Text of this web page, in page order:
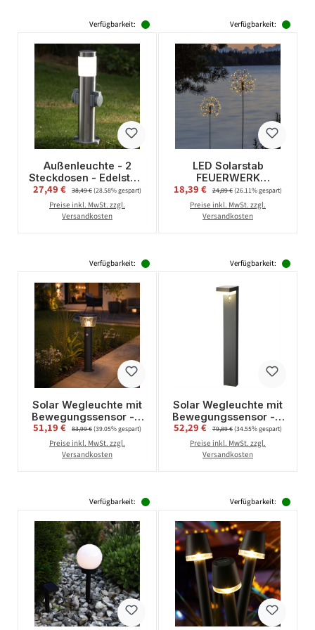
Verfügbarkeit:
Außenleuchte - 2
Steckdosen - Edelstahl
- 16A - silber
Verkaufspreis:
27,49 € Regulärer Preis:
38,49 €(28.58% gespart)
Preise inkl. MwSt. zzgl.
Versandkosten
Verfügbarkeit:
LED Solarstab
FEUERWERK
Gartendeko - 92
warmweiße LED - H:
85cm -
Verkaufspreis:
18,39 € Regulärer Preis:
24,89 €(26.11% gespart)
Preise inkl. MwSt. zzgl.
Versandkosten
Verfügbarkeit:
Solar Wegleuchte mit
Bewegungssensor - 3
Modi - Premium-
Solarfeld - H: 54cm -
Edelstahl
Verkaufspreis:
51,19 € Regulärer Preis:
83,99 €(39.05% gespart)
Preise inkl. MwSt. zzgl.
Versandkosten
Verfügbarkeit:
Solar Wegleuchte mit
Bewegungssensor - 3
Modi - Premium-
Solarfeld - H: 70cm -
Aluminium
Verkaufspreis:
52,29 € Regulärer Preis:
79,89 €(34.55% gespart)
Preise inkl. MwSt. zzgl.
Versandkosten
Verfügbarkeit: Verfügbarkeit: